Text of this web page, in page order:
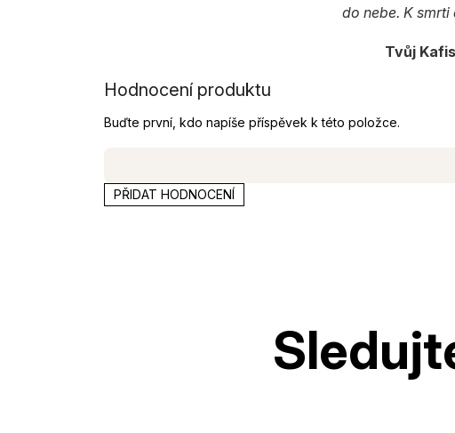
do nebe. K
Tvůj
Hodnocení produktu
Buďte první, kdo napíše příspěvek k této položce.
PŘIDAT HODNOCENÍ